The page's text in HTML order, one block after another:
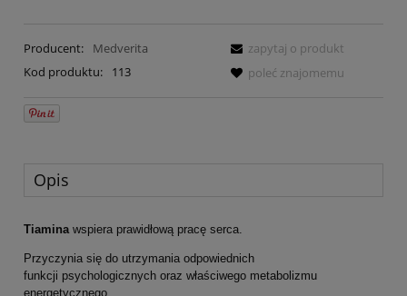
Producent:
Medverita
Kod produktu:
113
zapytaj o produkt
poleć znajomemu
Opis
Tiaminawspiera prawidłową pracę serca.
Przyczynia się do utrzymania odpowiednich
funkcji psychologicznych oraz właściwego metabolizmu
energetycznego.